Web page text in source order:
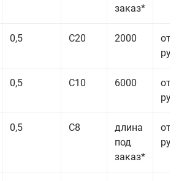
заказ*
0,5 С20 2000
от
руб.
0,5 С10 6000
от
руб.
0,5 С8
длина
под
заказ*
от
руб.